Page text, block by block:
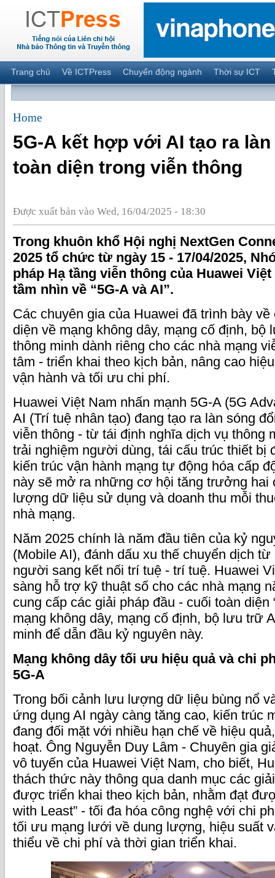
Trang chủ Về ICTPress Chuyển động ngành Thời sự ICT
Home
5G-A kết hợp với AI tạo ra
toàn diện trong viễn thông
Được xuất bản vào Wed, 16/04/2025 - 18:30
Trong khuôn khổ Hội nghị NextGen
2025 tổ chức từ ngày 15 - 17/04/2025,
pháp Hạ tầng viễn thông của Huawei
tầm nhìn về “5G-A và AI”.
Các chuyên gia của Huawei đã trình bày
diện về mạng không dây, mạng cố định, bộ
thông minh dành riêng cho các nhà mạng
tâm - triển khai theo kịch bản, nâng cao
vận hành và tối ưu chi phí.
Huawei Việt Nam nhấn mạnh 5G-A (5G
AI (Trí tuệ nhân tạo) đang tạo ra làn sóng
viễn thông - từ tái định nghĩa dịch vụ thông
trải nghiệm người dùng, tái cấu trúc thiết bị
kiến trúc vận hành mạng tự động hóa cấp
này sẽ mở ra những cơ hội tăng trưởng
lượng dữ liệu sử dụng và doanh thu mỗi
nhà mạng.
Năm 2025 chính là năm đầu tiên của kỷ
(Mobile AI), đánh dấu xu thế chuyển dịch
người sang kết nối trí tuệ - trí tuệ. Huawei
sàng hỗ trợ kỹ thuật số cho các nhà mạng
cung cấp các giải pháp đầu - cuối toàn diện
mạng không dây, mạng cố định, bộ lưu trữ
minh để dẫn đầu kỷ nguyên này.
Mạng không dây tối ưu hiệu quả và chi
5G-A
Trong bối cảnh lưu lượng dữ liệu bùng nổ
ứng dụng AI ngày càng tăng cao, kiến trúc
đang đối mặt với nhiều hạn chế về hiệu
hoạt. Ông Nguyễn Duy Lâm - Chuyên gia
vô tuyến của Huawei Việt Nam, cho biết,
thách thức này thông qua danh mục các
được triển khai theo kịch bản, nhằm đạt
with Least” - tối đa hóa công nghệ với chi
tối ưu mạng lưới về dung lượng, hiệu suất
thiểu về chi phí và thời gian triển khai.